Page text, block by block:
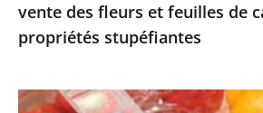
cannabis
sans
stupéfiantes
vente des fleurs et feuilles de
propriétés stupéfiantes
Le